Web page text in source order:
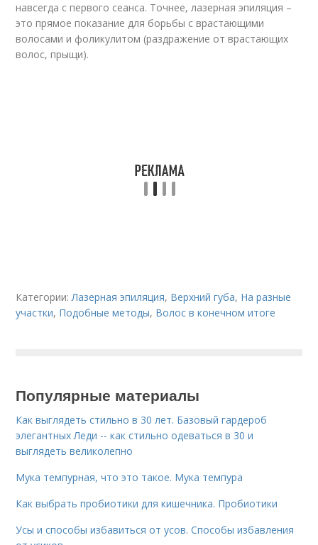
навсегда с первого сеанса. Точнее, лазерная эпиляция –
это прямое показание для борьбы с врастающими
волосами и фоликулитом (раздражение от врастающих
волос, прыщи).
Категории:Лазерная эпиляция, Верхний губа, На разные
участки, Подобные методы, Волос в конечном итоге
Популярные материалы
Как выглядеть стильно в 30 лет. Базовый гардероб
элегантных Леди -- как стильно одеваться в 30 и
выглядеть великолепно
Мука темпурная, что это такое. Мука темпура
Как выбрать пробиотики для кишечника. Пробиотики
Усы и способы избавиться от усов. Способы избавления